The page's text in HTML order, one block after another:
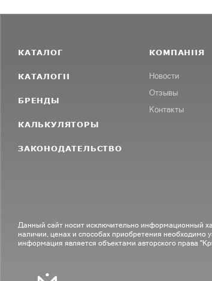
КАТАЛОГ
КАТАЛОГИ
БРЕНДЫ
КАЛЬКУЛЯТОРЫ
ЗАКОНОДАТЕЛЬСТВО
КОМПАНИЯ
Новости
Отзывы
Контакты
Данный сайт носит исключительно информационный
наличии, ценах и способах приобретения
информация является объектами авторского права